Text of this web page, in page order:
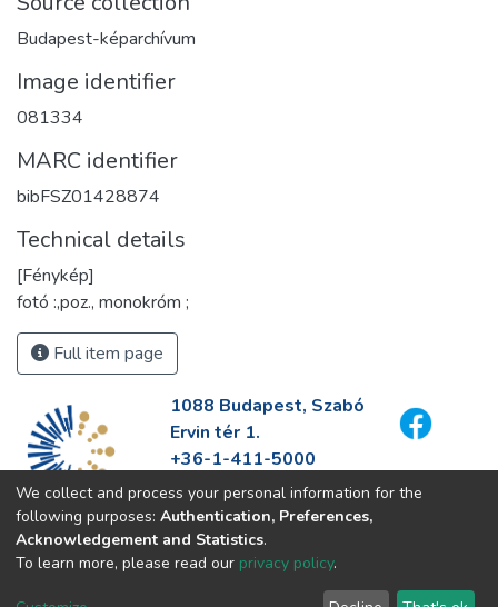
Budapest-képarchívum
Image identifier
081334
MARC identifier
bibFSZ01428874
Technical details
[Fénykép]
fotó :,poz., monokróm ;
Full item page
1088 Budapest, Szabó
Ervin tér 1.
+36-1-411-5000
info@fszek.hu
https://fszek.hu
We collect and process your personal information for the
following purposes: Authentication, Preferences,
Acknowledgement and Statistics.
To learn more, please read our privacy policy.